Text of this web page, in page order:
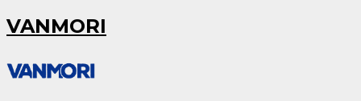
VANMORI